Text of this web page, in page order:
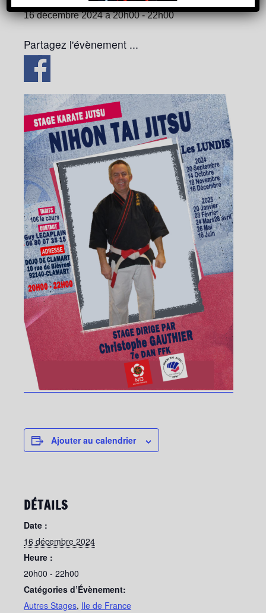
16 décembre 2024 à 20h00-22h00
Partagez l'évènement ...
Ajouter au calendrier
DÉTAILS
Date :
16 décembre 2024
Heure :
20h00 - 22h00
Catégories d’Évènement:
Autres Stages, Ile de France